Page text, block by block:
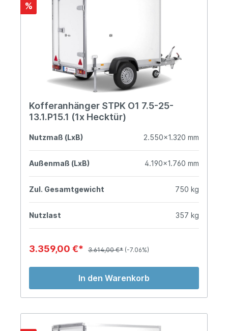
%
Kofferanhänger STPK O1 7.5-25-
13.1.P15.1 (1x Hecktür)
Nutzmaß (LxB) 2.550x1.320 mm
Außenmaß (LxB) 4.190x1.760 mm
Zul. Gesamtgewicht 750 kg
Nutzlast 357 kg
3.359,00 €* 3.614,00 €* (-7.06%)
In den Warenkorb